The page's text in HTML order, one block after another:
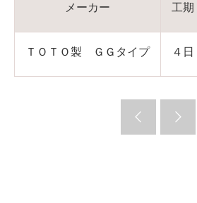
メーカー 工期
ＴＯＴＯ製 ＧＧタイプ ４日